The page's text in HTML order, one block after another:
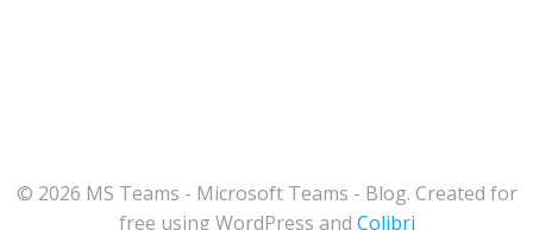
© 2026 MS Teams - Microsoft Teams - Blog. Created for
free using WordPress and Colibri